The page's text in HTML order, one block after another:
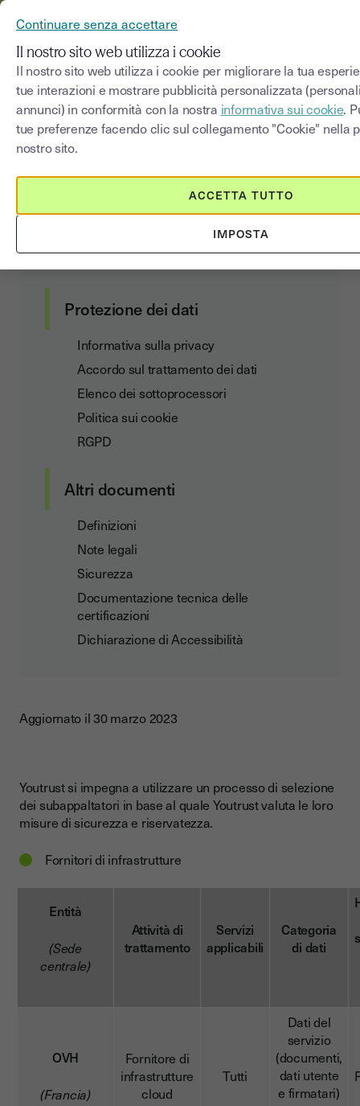
Elenco dei sottoprocessori
Contratto clienti
Condizioni generali di utilizzo e di
Protezione dei dati
Informativa sulla privacy
Accordo sul trattamento dei dati
Elenco dei sottoprocessori
Politica sui cookie
RGPD
Altri documenti
Definizioni
Note legali
Sicurezza
Documentazione tecnica delle
certificazioni
Dichiarazione di Accessibilità
Aggiornato il 30 marzo 2023
Youtrust si impegna a utilizzare un processo di selezione
dei subappaltatori in base al quale Youtrust valuta le loro
misure di sicurezza e riservatezza.
Fornitori di infrastrutture
Entità
(Sede
centrale)
Attività di
trattamento
Servizi
applicabili
Categoria
di dati
OVH
(Francia)
Fornitore di
infrastrutture
cloud
Tutti
Dati del
servizio
(documenti,
dati utente
e firmatari)
Continuare senza accettare
Il nostro sito web utilizza i cookie
Il nostro sito web utilizza i cookie per migliorare la tua
tue interazioni e mostrare pubblicità personalizzata
annunci) in conformità con la nostra informativa sui cookie.
tue preferenze facendo clic sul collegamento "Cookie" nella
nostro sito.
IMPOSTA
ACCETTA TUTTO